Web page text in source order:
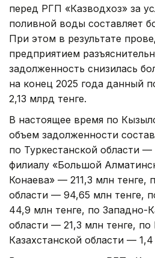
перед РГП «Казводхоз» за
поливной воды составляет
При этом в результате
предприятием
задолженность снизилась
на конец 2025 года данный
2,13 млрд тенге.
В настоящее время по
объем задолженности
по Туркестанской области
филиалу «Большой
Конаева» — 211,3 млн тенге,
области — 94,65 млн тенге,
44,9 млн тенге, по Западно-
области — 21,3 млн тенге, по
Казахстанской области —